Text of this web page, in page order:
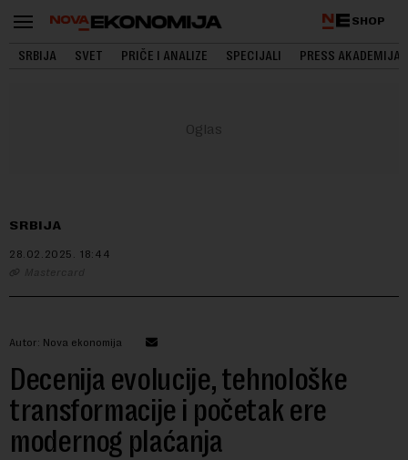
SHOP
SRBIJA SVET PRIČE I ANALIZE SPECIJALI PRESS AKADEMIJA
SRBIJA
28.02.2025. 18:44
Mastercard
Autor: Nova ekonomija
Decenija evolucije, tehnološke
transformacije i početak ere
modernog plaćanja